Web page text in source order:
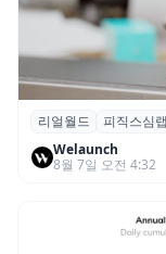
리얼월드, 로
휴머노이드 표
리얼월드 피직스심랩
Welaunch
8월 7일 오전 4:32